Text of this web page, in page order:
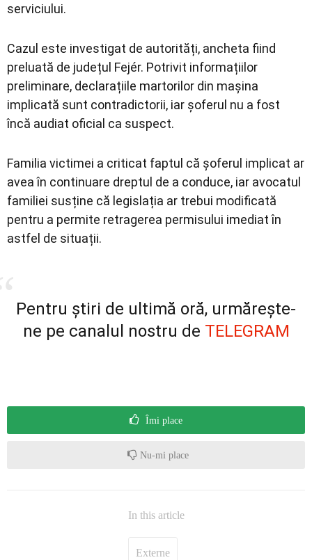
serviciului.
Cazul este investigat de autorități, ancheta fiind
preluată de județul Fejér. Potrivit informațiilor
preliminare, declarațiile martorilor din mașina
implicată sunt contradictorii, iar șoferul nu a fost
încă audiat oficial ca suspect.
Familia victimei a criticat faptul că șoferul implicat ar
avea în continuare dreptul de a conduce, iar avocatul
familiei susține că legislația ar trebui modificată
pentru a permite retragerea permisului imediat în
astfel de situații.
Pentru știri de ultimă oră, urmărește-
ne pe canalul nostru de TELEGRAM
Îmi place
Nu-mi place
In this article
Externe